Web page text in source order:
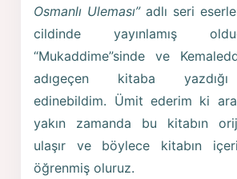
Osmanlı Uleması”adlı seri
cildinde yayınlamış
“Mukaddime”sinde ve
adıgeçen kitaba yazdığı
edinebildim. Ümit ederim ki
yakın zamanda bu kitabın
ulaşır ve böylece kitabın
öğrenmiş oluruz.